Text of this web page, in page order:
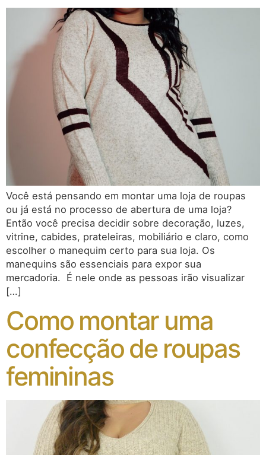
Você está pensando em montar uma loja de roupas
ou já está no processo de abertura de uma loja?
Então você precisa decidir sobre decoração, luzes,
vitrine, cabides, prateleiras, mobiliário e claro, como
escolher o manequim certo para sua loja. Os
manequins são essenciais para expor sua
mercadoria. É nele onde as pessoas irão visualizar
[…]
Como montar uma
confecção de roupas
femininas